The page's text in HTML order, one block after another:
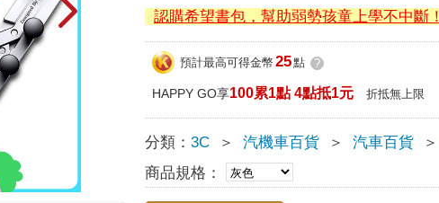
認購希望書包，幫助弱勢孩童上學不中斷！
預計最高可得金幣 25點 ?
HAPPY GO享100累1點 4點抵1元 折抵無上限
分類：3C ＞ 汽機車百貨 ＞ 汽車百貨 ＞
商品規格：